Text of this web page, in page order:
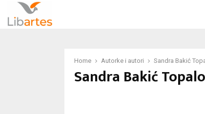
Home Autorke i autori Sandra Bakić
Sandra Bakić